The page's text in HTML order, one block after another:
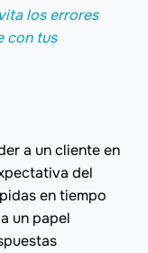
los errores
con tus
a un cliente en
del
en tiempo
un papel